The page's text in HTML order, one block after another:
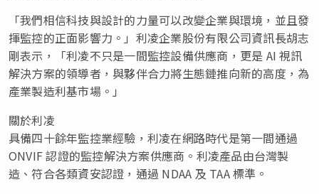
「我們相信科技與設計的力量可以改變企業與環境，並且發
揮監控的正面影響力。」利凌企業股份有限公司資訊長胡志
剛表示，「利凌不只是一間監控設備供應商，更是 AI 視訊
解決方案的領導者，與夥伴合力將生態鏈推向新的高度，為
產業製造利基市場。」
關於利凌
具備四十餘年監控業經驗，利凌在網路時代是第一間通過
ONVIF 認證的監控解決方案供應商。利凌產品由台灣製
造、符合各類資安認證，通過 NDAA 及 TAA 標準。